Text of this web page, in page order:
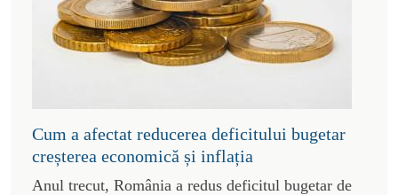
Cum a afectat reducerea deficitului bugetar
creșterea economică și inflația
Anul trecut, România a redus deficitul bugetar de